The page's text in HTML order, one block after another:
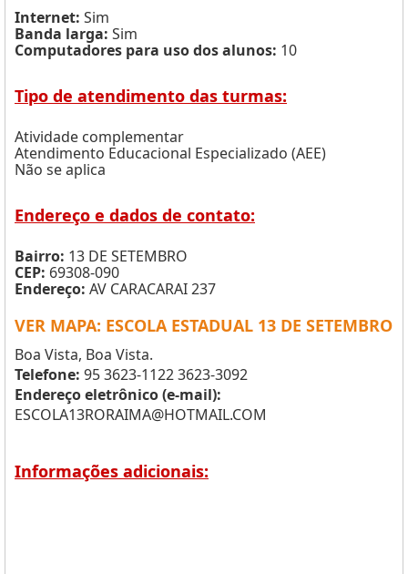
Internet: Sim
Banda larga: Sim
Computadores para uso dos alunos: 10
Tipo de atendimento das turmas:
Atividade complementar
Atendimento Educacional Especializado (AEE)
Não se aplica
Endereço e dados de contato:
Bairro: 13 DE SETEMBRO
CEP: 69308-090
Endereço: AV CARACARAI 237
VER MAPA: ESCOLA ESTADUAL 13 DE SETEMBRO
Boa Vista, Boa Vista.
Telefone: 95 3623-1122 3623-3092
Endereço eletrônico (e-mail):
ESCOLA13RORAIMA@HOTMAIL.COM
Informações adicionais: